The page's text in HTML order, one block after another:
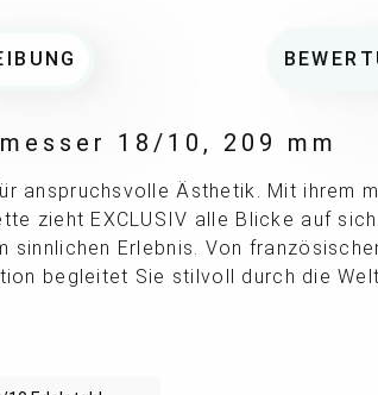
18/10, 209 mm
anspruchsvolle Ästhetik. Mit ihrem
zieht EXCLUSIV alle Blicke auf
sinnlichen Erlebnis. Von
begleitet Sie stilvoll durch die